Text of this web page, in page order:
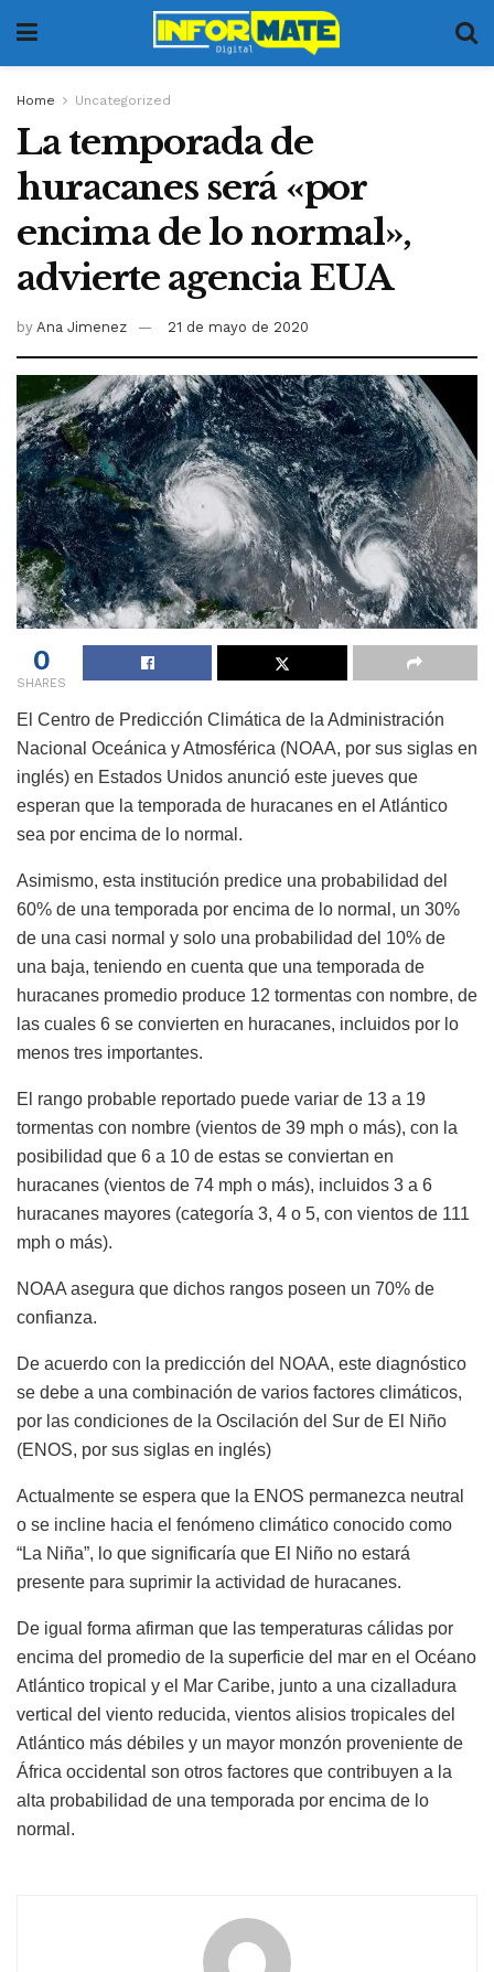
Home Uncategorized
La temporada de
huracanes será «por
encima de lo normal»,
advierte agencia EUA
by Ana Jimenez 21 de mayo de 2020
0
SHARES
El Centro de Predicción Climática de la Administración
Nacional Oceánica y Atmosférica (NOAA, por sus siglas en
inglés) en Estados Unidos anunció este jueves que
esperan que la temporada de huracanes en el Atlántico
sea por encima de lo normal.
Asimismo, esta institución predice una probabilidad del
60% de una temporada por encima de lo normal, un 30%
de una casi normal y solo una probabilidad del 10% de
una baja, teniendo en cuenta que una temporada de
huracanes promedio produce 12 tormentas con nombre, de
las cuales 6 se convierten en huracanes, incluidos por lo
menos tres importantes.
El rango probable reportado puede variar de 13 a 19
tormentas con nombre (vientos de 39 mph o más), con la
posibilidad que 6 a 10 de estas se conviertan en
huracanes (vientos de 74 mph o más), incluidos 3 a 6
huracanes mayores (categoría 3, 4 o 5, con vientos de 111
mph o más).
NOAA asegura que dichos rangos poseen un 70% de
confianza.
De acuerdo con la predicción del NOAA, este diagnóstico
se debe a una combinación de varios factores climáticos,
por las condiciones de la Oscilación del Sur de El Niño
(ENOS, por sus siglas en inglés)
Actualmente se espera que la ENOS permanezca neutral
o se incline hacia el fenómeno climático conocido como
“La Niña”, lo que significaría que El Niño no estará
presente para suprimir la actividad de huracanes.
De igual forma afirman que las temperaturas cálidas por
encima del promedio de la superficie del mar en el Océano
Atlántico tropical y el Mar Caribe, junto a una cizalladura
vertical del viento reducida, vientos alisios tropicales del
Atlántico más débiles y un mayor monzón proveniente de
África occidental son otros factores que contribuyen a la
alta probabilidad de una temporada por encima de lo
normal.